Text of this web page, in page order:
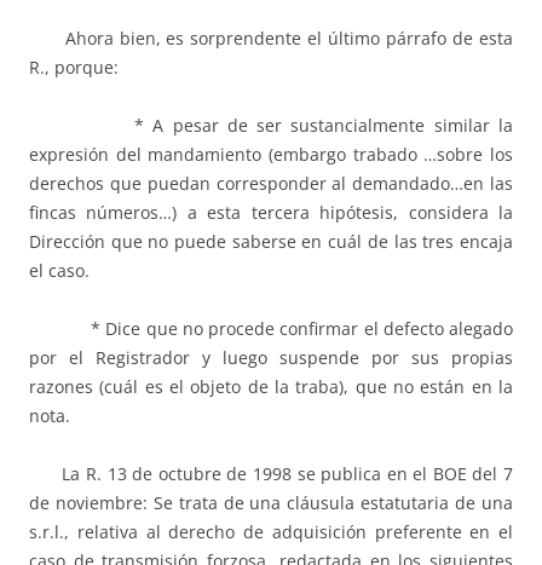
Ahora bien, es sorprendente el último párrafo de esta
R., porque:
* A pesar de ser sustancialmente similar la
expresión del mandamiento (embargo trabado …sobre los
derechos que puedan corresponder al demandado…en las
fincas números…) a esta tercera hipótesis, considera la
Dirección que no puede saberse en cuál de las tres encaja
el caso.
* Dice que no procede confirmar el defecto alegado
por el Registrador y luego suspende por sus propias
razones (cuál es el objeto de la traba), que no están en la
nota.
La R. 13 de octubre de 1998 se publica en el BOE del 7
de noviembre: Se trata de una cláusula estatutaria de una
s.r.l., relativa al derecho de adquisición preferente en el